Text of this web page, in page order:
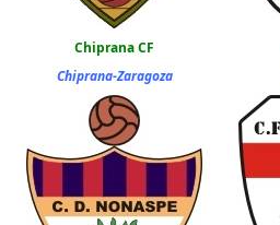
Chiprana CF
Chiprana-Zaragoza